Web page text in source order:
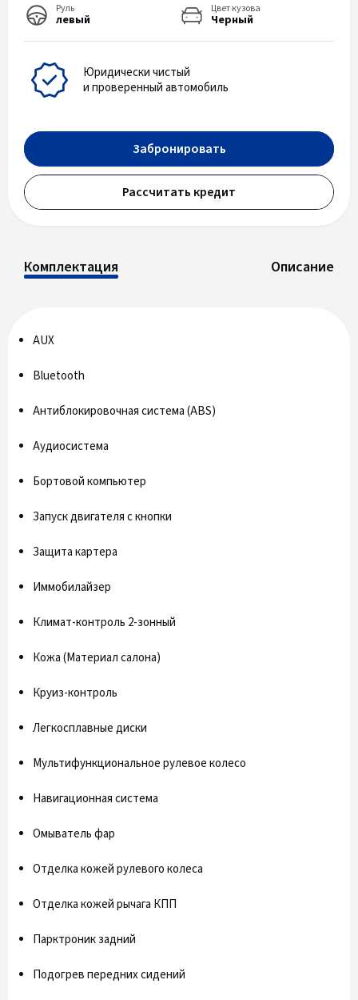
Руль
левый
Цвет кузова
Черный
Юридически чистый
и проверенный автомобиль
Забронировать
Рассчитать кредит
Комплектация Описание
AUX
Bluetooth
Антиблокировочная система (ABS)
Аудиосистема
Бортовой компьютер
Запуск двигателя с кнопки
Защита картера
Иммобилайзер
Климат-контроль 2-зонный
Кожа (Материал салона)
Круиз-контроль
Легкосплавные диски
Мультифункциональное рулевое колесо
Навигационная система
Омыватель фар
Отделка кожей рулевого колеса
Отделка кожей рычага КПП
Парктроник задний
Подогрев передних сидений